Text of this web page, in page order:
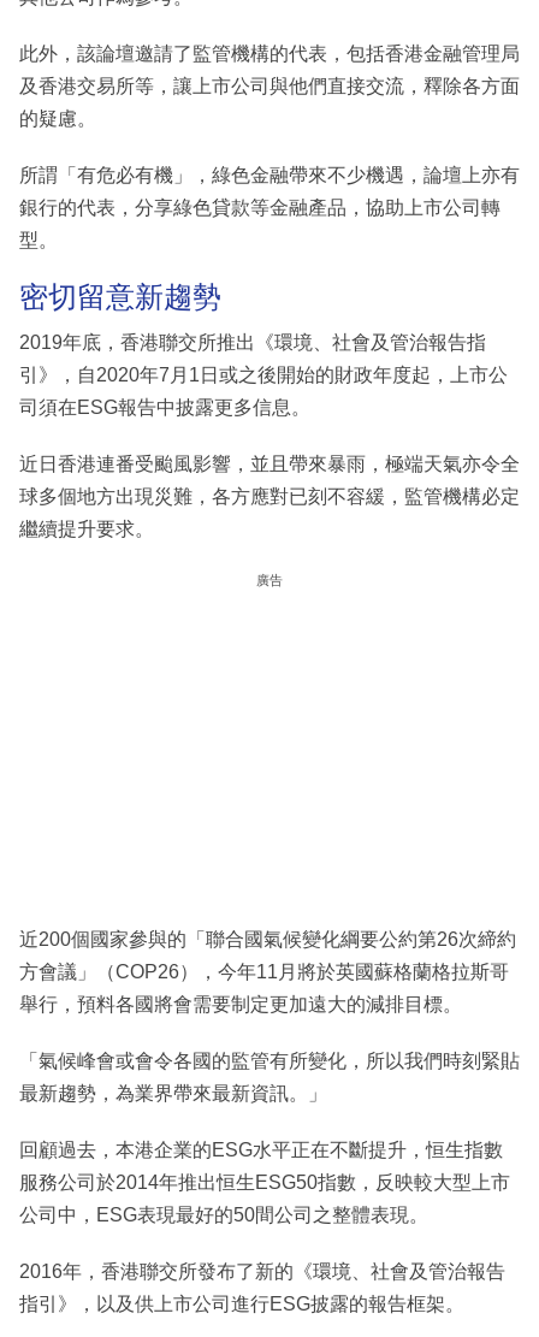
此外，該論壇邀請了監管機構的代表，包括香港金融管理局
及香港交易所等，讓上市公司與他們直接交流，釋除各方面
的疑慮。
所謂「有危必有機」，綠色金融帶來不少機遇，論壇上亦有
銀行的代表，分享綠色貸款等金融產品，協助上市公司轉
型。
密切留意新趨勢
2019年底，香港聯交所推出《環境、社會及管治報告指
引》，自2020年7月1日或之後開始的財政年度起，上市公
司須在ESG報告中披露更多信息。
近日香港連番受颱風影響，並且帶來暴雨，極端天氣亦令全
球多個地方出現災難，各方應對已刻不容緩，監管機構必定
繼續提升要求。
廣告
近200個國家參與的「聯合國氣候變化綱要公約第26次締約
方會議」（COP26），今年11月將於英國蘇格蘭格拉斯哥
舉行，預料各國將會需要制定更加遠大的減排目標。
「氣候峰會或會令各國的監管有所變化，所以我們時刻緊貼
最新趨勢，為業界帶來最新資訊。」
回顧過去，本港企業的ESG水平正在不斷提升，恒生指數
服務公司於2014年推出恒生ESG50指數，反映較大型上市
公司中，ESG表現最好的50間公司之整體表現。
2016年，香港聯交所發布了新的《環境、社會及管治報告
指引》，以及供上市公司進行ESG披露的報告框架。